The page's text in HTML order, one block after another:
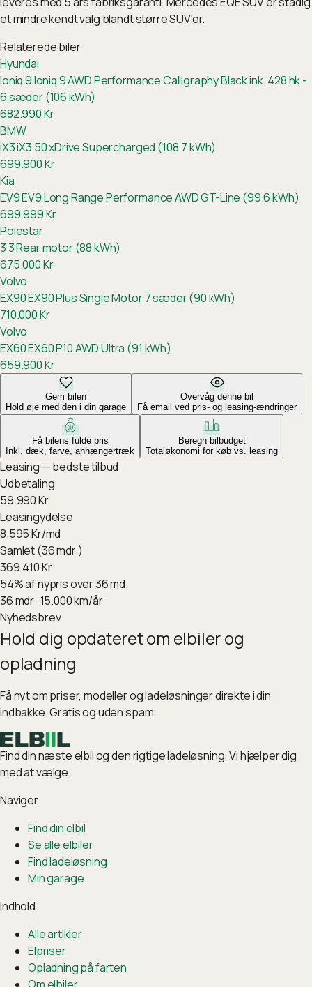
et mindre kendt valg blandt større SUV'er.
Relaterede biler
Hyundai
Ioniq 9Ioniq 9 AWD Performance Calligraphy Black ink. 428 hk -
6 sæder (106 kWh)
682.990Kr
BMW
iX3iX3 50 xDrive Supercharged (108.7 kWh)
699.900Kr
Kia
EV9EV9 Long Range Performance AWD GT-Line (99.6 kWh)
699.999Kr
Polestar
33 Rear motor (88 kWh)
675.000Kr
Volvo
EX90EX90 Plus Single Motor 7 sæder (90 kWh)
710.000Kr
Volvo
EX60EX60 P10 AWD Ultra (91 kWh)
659.900Kr
Gem bilen
Hold øje med den i din garage
Overvåg denne bil
Få email ved pris- og leasing-ændringer
Få bilens fulde pris
Inkl. dæk, farve, anhængertræk
Beregn bilbudget
Totaløkonomi for køb vs. leasing
Leasing — bedste tilbud
Udbetaling
59.990Kr
Leasingydelse
8.595Kr/md
Samlet (36 mdr.)
369.410Kr
54%af nypris over 36 md.
36mdr ·15.000km/år
Nyhedsbrev
Hold dig opdateret om elbiler og
opladning
Få nyt om priser, modeller og ladeløsninger direkte i din
indbakke. Gratis og uden spam.
Find din næste elbil og den rigtige ladeløsning. Vi hjælper dig
med at vælge.
Naviger
Find din elbil
Se alle elbiler
Find ladeløsning
Min garage
Indhold
Alle artikler
Elpriser
Opladning på farten